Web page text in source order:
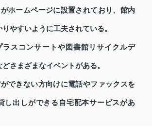
ホームページに設置されており、館内
やすいように工夫されている。
ラスコンサートや図書館リサイクルデ
さまざまなイベントがある。
できない方向けに電話やファックスを
し出しができる自宅配本サービスがあ